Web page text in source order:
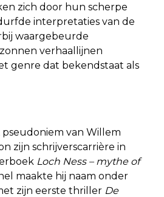
zich door hun scherpe
interpretaties van de
waargebeurde
verhaallijnen
genre dat bekendstaat als
pseudoniem van Willem
zijn schrijverscarrière in
Loch Ness – mythe of
maakte hij naam onder
zijn eerste thriller De